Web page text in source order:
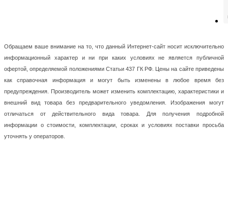
Обращаем ваше внимание на то, что данный Интернет-сайт носит исключительно
информационный характер и ни при каких условиях не является публичной
офертой, определяемой положениями Статьи 437 ГК РФ. Цены на сайте приведены
как справочная информация и могут быть изменены в любое время без
предупреждения. Производитель может изменить комплектацию, характеристики и
внешний вид товара без предварительного уведомления. Изображения могут
отличаться от действительного вида товара. Для получения подробной
информации о стоимости, комплектации, сроках и условиях поставки просьба
уточнять у операторов.